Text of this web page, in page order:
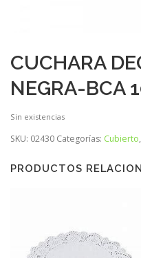
CUCHARA
NEGRA-BCA
Sin existencias
SKU: 02430 Categorías: Cubierto,
PRODUCTOS